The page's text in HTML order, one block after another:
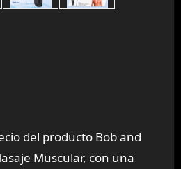
del producto Bob and
Muscular, con una